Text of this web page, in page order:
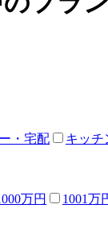
・宅配 キッ
万円 1001万